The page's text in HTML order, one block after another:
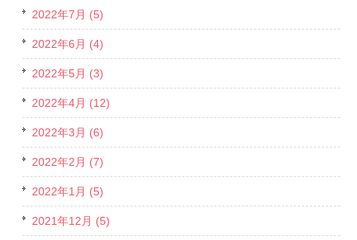
2022年7月 (5)
2022年6月 (4)
2022年5月 (3)
2022年4月 (12)
2022年3月 (6)
2022年2月 (7)
2022年1月 (5)
2021年12月 (5)